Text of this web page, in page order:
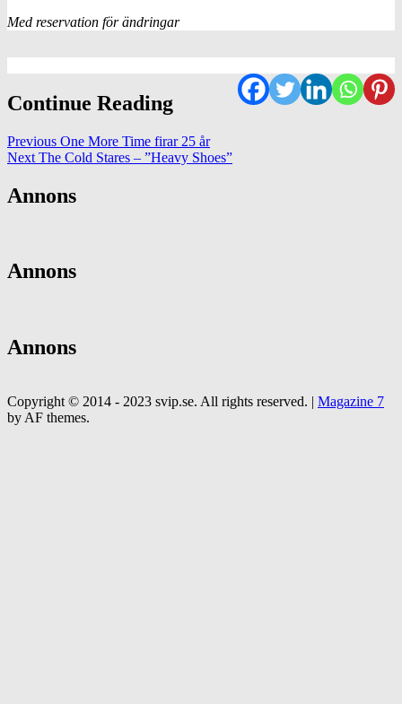
Med reservation för ändringar
Continue Reading
Previous One More Time firar 25 år
Next The Cold Stares – ”Heavy Shoes”
Annons
Annons
Annons
Copyright © 2014 - 2023 svip.se. All rights reserved. | Magazine 7
by AF themes.